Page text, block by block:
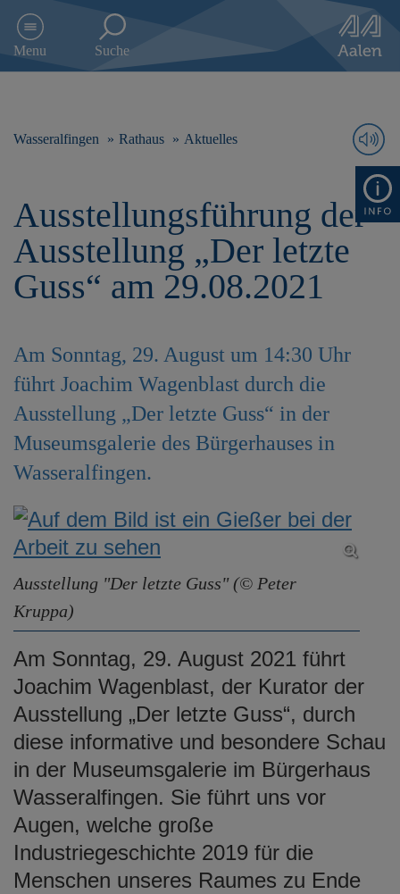
e
h
Menu Suche
Wasseralfingen Rathaus Aktuelles
Ausstellungsführung der
Ausstellung „Der letzte
Guss“ am 29.08.2021
Am Sonntag, 29. August um 14:30 Uhr
führt Joachim Wagenblast durch die
Ausstellung „Der letzte Guss“ in der
Museumsgalerie des Bürgerhauses in
Wasseralfingen.
Ausstellung "Der letzte Guss" (© Peter
Kruppa)
Am Sonntag, 29. August 2021 führt
Joachim Wagenblast, der Kurator der
Ausstellung „Der letzte Guss“, durch
diese informative und besondere Schau
in der Museumsgalerie im Bürgerhaus
Wasseralfingen. Sie führt uns vor
Augen, welche große
Industriegeschichte 2019 für die
Menschen unseres Raumes zu Ende